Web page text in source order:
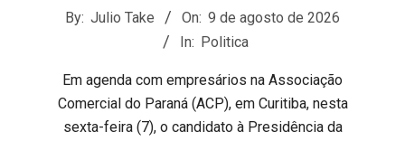
2026-
By: Julio Take On: 9 de agosto de 2026
In: Politica
​Em agenda com empresários na Associação
Comercial do Paraná (ACP), em Curitiba, nesta
sexta-feira (7), o candidato à Presidência da